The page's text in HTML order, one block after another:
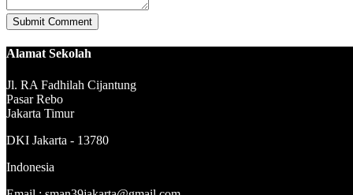
Alamat Sekolah
Jl. RA Fadhilah Cijantung
Pasar Rebo
Jakarta Timur
DKI Jakarta - 13780
Indonesia